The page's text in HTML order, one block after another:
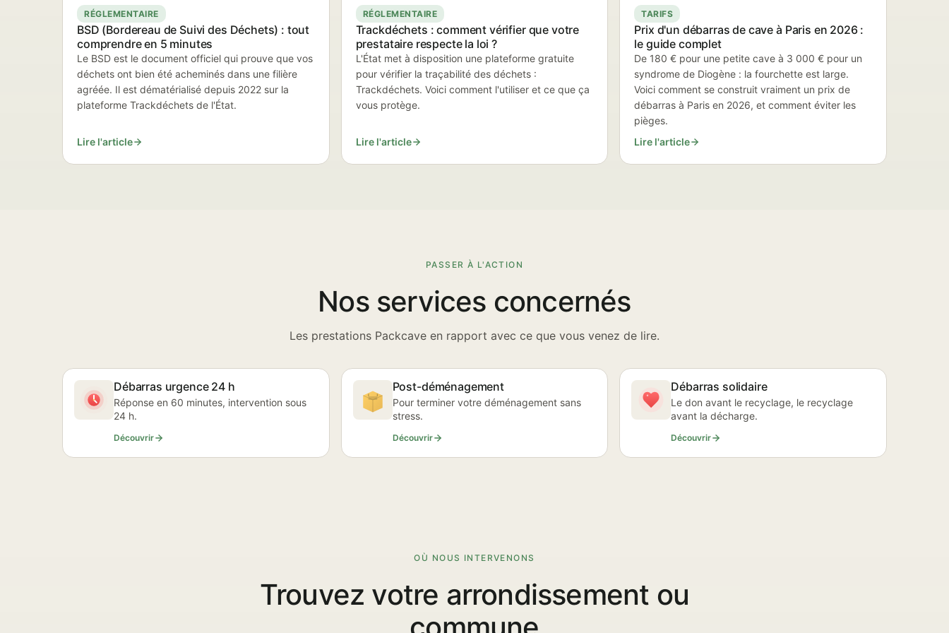
RÉGLEMENTAIRE
BSD (Bordereau de Suivi des Déchets) : tout
comprendre en 5 minutes
Le BSD est le document officiel qui prouve que vos
déchets ont bien été acheminés dans une filière
agréée. Il est dématérialisé depuis 2022 sur la
plateforme Trackdéchets de l'État.
Lire l'article
RÉGLEMENTAIRE
Trackdéchets : comment vérifier que votre
prestataire respecte la loi ?
L'État met à disposition une plateforme gratuite
pour vérifier la traçabilité des déchets :
Trackdéchets. Voici comment l'utiliser et ce que ça
vous protège.
Lire l'article
TARIFS
Prix d'un débarras de cave à Paris en 2026 :
le guide complet
De 180 € pour une petite cave à 3 000 € pour un
syndrome de Diogène : la fourchette est large.
Voici comment se construit vraiment un prix de
débarras à Paris en 2026, et comment éviter les
pièges.
Lire l'article
PASSER À L'ACTION
Nos services concernés
Les prestations Packcave en rapport avec ce que vous venez de lire.
Débarras urgence 24 h
Réponse en 60 minutes, intervention sous
24 h.
Découvrir
Post-déménagement
Pour terminer votre déménagement sans
stress.
Découvrir
Débarras solidaire
Le don avant le recyclage, le recyclage
avant la décharge.
Découvrir
OÙ NOUS INTERVENONS
Trouvez votre arrondissement ou